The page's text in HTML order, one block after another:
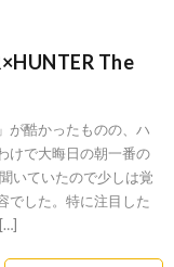
The
が酷かったものの、ハ
けで大晦日の朝一番の
いていたので少しは覚
でした。特に注目した